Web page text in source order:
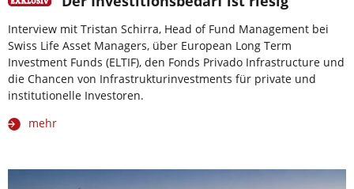
Interview mit Tristan Schirra, Head of Fund Management bei
Swiss Life Asset Managers, über European Long Term
Investment Funds (ELTIF), den Fonds Privado Infrastructure und
die Chancen von Infrastrukturinvestments für private und
institutionelle Investoren.
mehr